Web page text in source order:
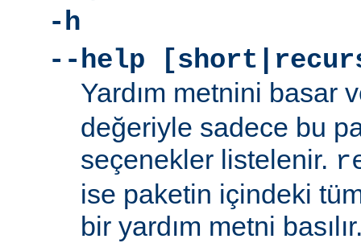
-h
--help
Yardım metnini basar
değeriyle sadece bu
seçenekler listelenir.
ise paketin içindeki
bir yardım metni